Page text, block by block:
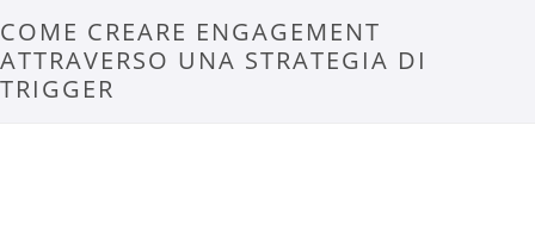
COME CREARE ENGAGEMENT
ATTRAVERSO UNA STRATEGIA DI
TRIGGER